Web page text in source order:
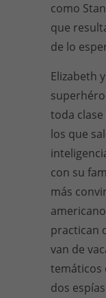
como
que
de lo
Elizabeth
toda
los que
con su
más
practican
van de
temáticos
dos